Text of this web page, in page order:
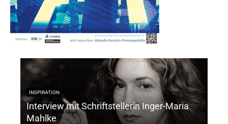
INSPIRATION
Interview mit Schriftstellerin Inger-Maria
Mahlke